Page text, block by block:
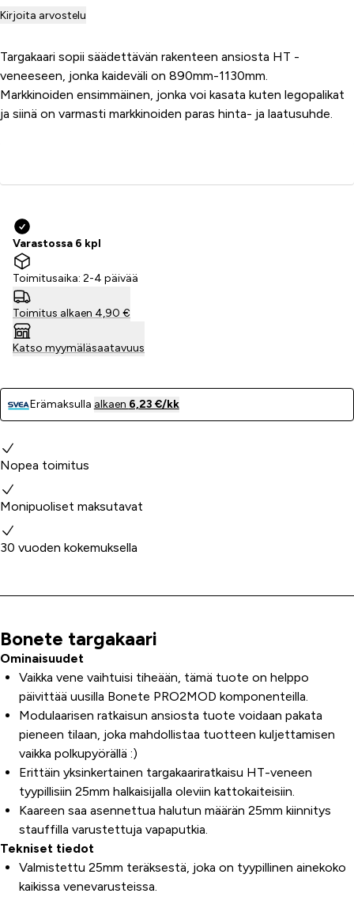
Kirjoita arvostelu
Targakaari sopii säädettävän rakenteen ansiosta HT -
veneeseen, jonka kaideväli on 890mm-1130mm.
Markkinoiden ensimmäinen, jonka voi kasata kuten legopalikat
ja siinä on varmasti markkinoiden paras hinta- ja laatusuhde.
Varastossa 6 kpl
Toimitusaika: 2-4 päivää
Toimitus alkaen 4,90 €
Katso myymäläsaatavuus
Erämaksulla alkaen 6,23 €/kk
Miksi valita meidät?
Nopea toimitus
Monipuoliset maksutavat
30 vuoden kokemuksella
Tuoteinfo
Bonete targakaari
Ominaisuudet
Vaikka vene vaihtuisi tiheään, tämä tuote on helppo
päivittää uusilla Bonete PRO2MOD komponenteilla.
Modulaarisen ratkaisun ansiosta tuote voidaan pakata
pieneen tilaan, joka mahdollistaa tuotteen kuljettamisen
vaikka polkupyörällä :)
Erittäin yksinkertainen targakaariratkaisu HT-veneen
tyypillisiin 25mm halkaisijalla oleviin kattokaiteisiin.
Kaareen saa asennettua halutun määrän 25mm kiinnitys
stauffilla varustettuja vapaputkia.
Tekniset tiedot
Valmistettu 25mm teräksestä, joka on tyypillinen ainekoko
kaikissa venevarusteissa.